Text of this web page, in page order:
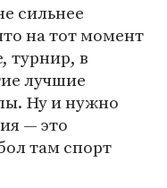
сильнее
на тот момент
турнир, в
лучшие
Ну и нужно
— это
там спорт